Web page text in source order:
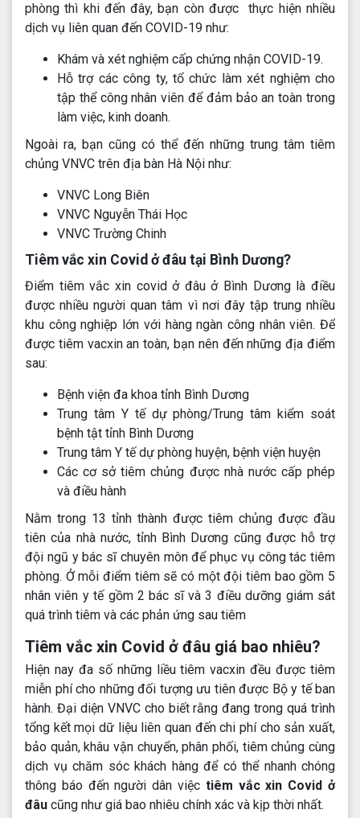
phòng thì khi đến đây, bạn còn được thực hiện nhiều
dịch vụ liên quan đến COVID-19 như:
Khám và xét nghiệm cấp chứng nhận COVID-19.
Hỗ trợ các công ty, tổ chức làm xét nghiệm cho
tập thể công nhân viên để đảm bảo an toàn trong
làm việc, kinh doanh.
Ngoài ra, bạn cũng có thể đến những trung tâm tiêm
chủng VNVC trên địa bàn Hà Nội như:
VNVC Long Biên
VNVC Nguyễn Thái Học
VNVC Trường Chinh
Tiêm vắc xin Covid ở đâu tại Bình Dương?
Điểm tiêm vắc xin covid ở đâu ở Bình Dương là điều
được nhiều người quan tâm vì nơi đây tập trung nhiều
khu công nghiệp lớn với hàng ngàn công nhân viên. Để
được tiêm vacxin an toàn, bạn nên đến những địa điểm
sau:
Bệnh viện đa khoa tỉnh Bình Dương
Trung tâm Y tế dự phòng/Trung tâm kiểm soát
bệnh tật tỉnh Bình Dương
Trung tâm Y tế dự phòng huyện, bệnh viện huyện
Các cơ sở tiêm chủng được nhà nước cấp phép
và điều hành
Nằm trong 13 tỉnh thành được tiêm chủng được đầu
tiên của nhà nước, tỉnh Bình Dương cũng được hỗ trợ
đội ngũ y bác sĩ chuyên môn để phục vụ công tác tiêm
phòng. Ở mỗi điểm tiêm sẽ có một đội tiêm bao gồm 5
nhân viên y tế gồm 2 bác sĩ và 3 điều dưỡng giám sát
quá trình tiêm và các phản ứng sau tiêm
Tiêm vắc xin Covid ở đâu giá bao nhiêu?
Hiện nay đa số những liều tiêm vacxin đều được tiêm
miễn phí cho những đối tượng ưu tiên được Bộ y tế ban
hành. Đại diện VNVC cho biết rằng đang trong quá trình
tổng kết mọi dữ liệu liên quan đến chi phí cho sản xuất,
bảo quản, khâu vận chuyển, phân phối, tiêm chủng cùng
dịch vụ chăm sóc khách hàng để có thể nhanh chóng
thông báo đến người dân việc tiêm vắc xin Covid ở
đâu cũng như giá bao nhiêu chính xác và kịp thời nhất.